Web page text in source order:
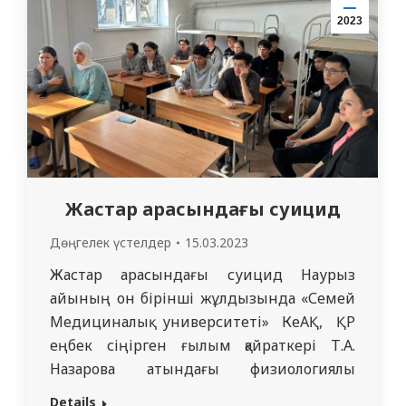
доцентіОспанова Н.Н., ассистент
Алмагамбетова А.А. Өз сөздерінде олар
Қазақстанда Мемлекеттік мейрам
«Наурыз Мейрамы» – өмір…
2023
Жастар арасындағы суицид
Дөңгелек үстелдер 15.03.2023
Жастар арасындағы суицид Наурыз
айының он бірінші жұлдызында «Семей
Медициналық университеті» КеАҚ, ҚР
еңбек сіңірген ғылым қайраткері Т.А.
Назарова атындағы физиологиялық
пәндер кафедрасы №4 студенттер үйіне
Details